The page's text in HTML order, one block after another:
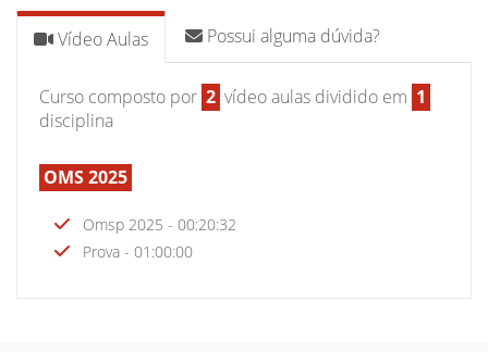
Vídeo Aulas Possui alguma dúvida?
Curso composto por 2 vídeo aulas dividido em 1
disciplina
OMS 2025
Omsp 2025 - 00:20:32
Prova - 01:00:00